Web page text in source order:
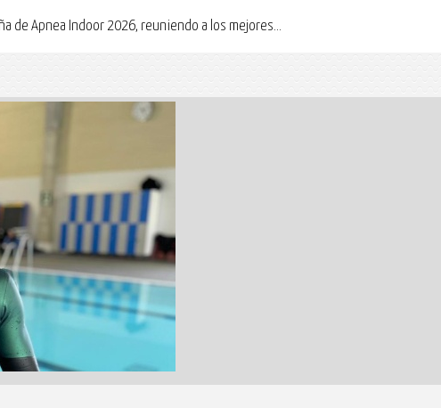
de Apnea Indoor 2026, reuniendo a los mejores...